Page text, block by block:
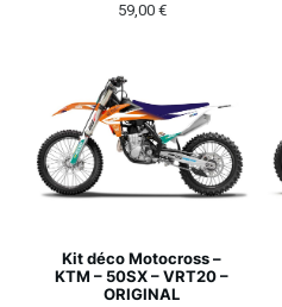
59,00 €
Kit déco Motocross –
KTM – 50SX – VRT20 –
ORIGINAL